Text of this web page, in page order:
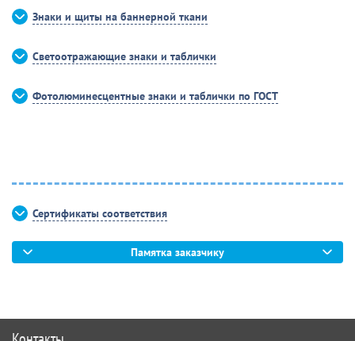
Знаки и щиты на баннерной ткани
Светоотражающие знаки и таблички
Фотолюминесцентные знаки и таблички по ГОСТ
Сертификаты соответствия
Памятка заказчику